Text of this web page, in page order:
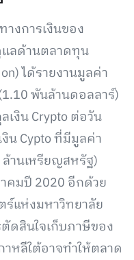
งการเงินของ
แลด้านตลาดทุน
ได้รายงานมูลค่า
พันล้านดอลลาร์)
งิน Crypto ต่อวัน
น Cypto ที่มีมูลค่า
านเหรียญสหรัฐ)
คมปี 2020 อีกด้วย
ร์แห่งมหาวิทยาลัย
ดสินใจเก็บภาษีของ
าหลีใต้อาจทำให้ตลาด